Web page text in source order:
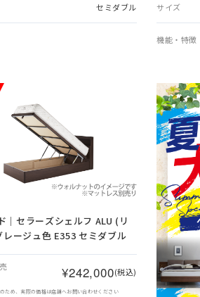
セミダブル サイズ
機能・特徴
｜セラーズシェルフ ALU (リ
レージュ色 E353 セミダブル
¥242,000(税込)
ため、実際の価格は店舗へお問い合わせください